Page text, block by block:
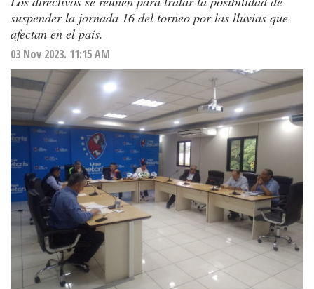
suspender la jornada 16 del torneo por las lluvias que
afectan en el país.
03 Nov 2023. 11:15 AM